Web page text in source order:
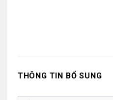
THÔNG TIN BỔ SUNG